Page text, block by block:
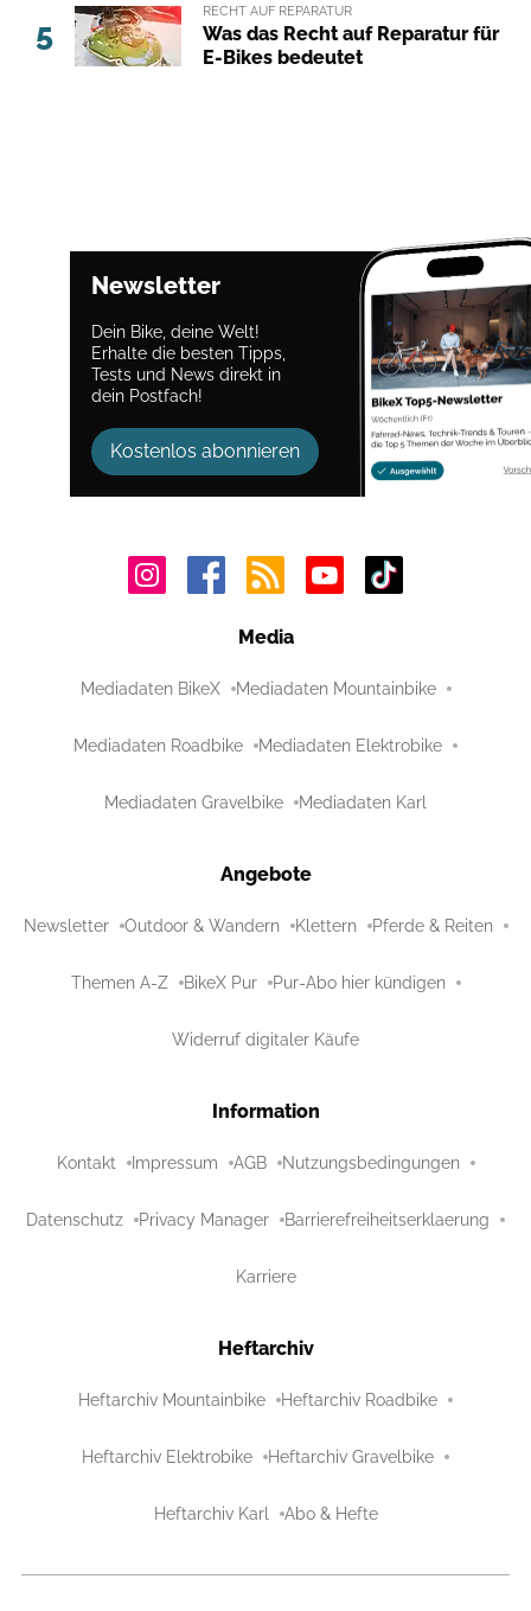
5
RECHT AUF REPARATUR
Was das Recht auf Reparatur für
E-Bikes bedeutet
Newsletter
Dein Bike, deine Welt!
Erhalte die besten Tipps,
Tests und News direkt in
dein Postfach!
Kostenlos abonnieren
Media
Mediadaten BikeX Mediadaten Mountainbike
Mediadaten Roadbike Mediadaten Elektrobike
Mediadaten Gravelbike Mediadaten Karl
Angebote
Newsletter Outdoor & Wandern Klettern Pferde & Reiten
Themen A-Z BikeX Pur Pur-Abo hier kündigen
Widerruf digitaler Käufe
Information
Kontakt Impressum AGB Nutzungsbedingungen
Datenschutz Privacy Manager Barrierefreiheitserklaerung
Karriere
Heftarchiv
Heftarchiv Mountainbike Heftarchiv Roadbike
Heftarchiv Elektrobike Heftarchiv Gravelbike
Heftarchiv Karl Abo & Hefte